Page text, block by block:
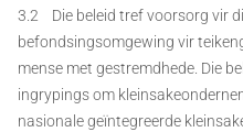
3.2 Die beleid tref voorsorg vir
befondsingsomgewing vir
mense met gestremdhede. Die
ingrypings om
nasionale geïntegreerde